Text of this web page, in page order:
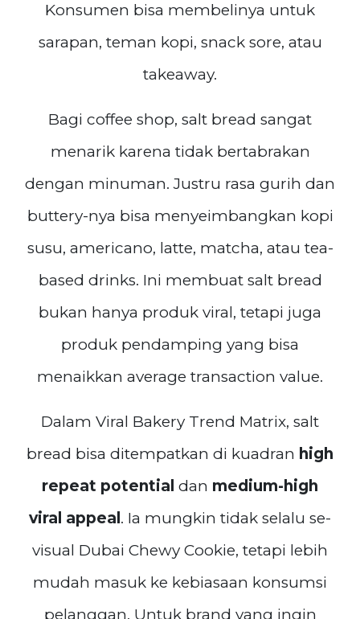
Konsumen bisa membelinya untuk
sarapan, teman kopi, snack sore, atau
takeaway.
Bagi coffee shop, salt bread sangat
menarik karena tidak bertabrakan
dengan minuman. Justru rasa gurih dan
buttery-nya bisa menyeimbangkan kopi
susu, americano, latte, matcha, atau tea-
based drinks. Ini membuat salt bread
bukan hanya produk viral, tetapi juga
produk pendamping yang bisa
menaikkan average transaction value.
Dalam Viral Bakery Trend Matrix, salt
bread bisa ditempatkan di kuadran high
repeat potential dan medium-high
viral appeal . Ia mungkin tidak selalu se-
visual Dubai Chewy Cookie, tetapi lebih
mudah masuk ke kebiasaan konsumsi
pelanggan. Untuk brand yang ingin